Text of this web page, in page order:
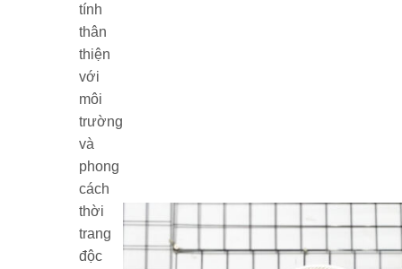
tính
thân
thiện
với
môi
trường
và
phong
cách
thời
trang
độc